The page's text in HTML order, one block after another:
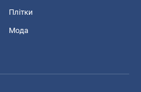
Плітки
Мода